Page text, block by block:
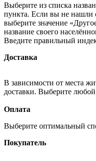
Выберите из списка
пункта. Если вы не нашли
выберите значение
название своего
Введите правильный
Доставка
В зависимости от места
доставки. Выберите
Оплата
Выберите оптимальный
Покупатель